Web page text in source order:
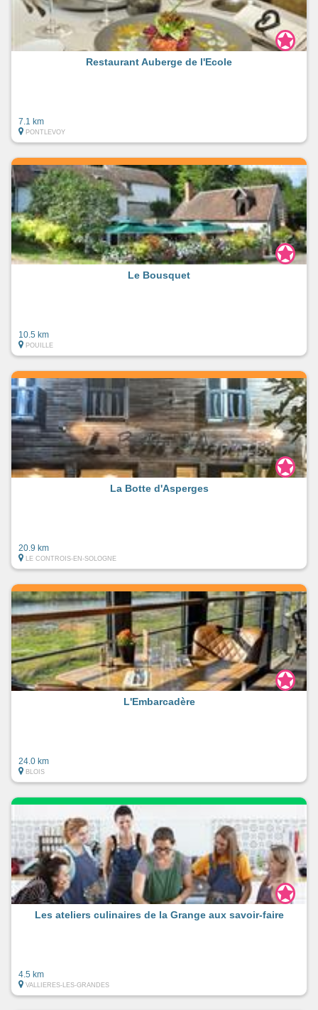
Restaurant Auberge de l'Ecole
7.1 km
PONTLEVOY
Le Bousquet
10.5 km
POUILLE
La Botte d'Asperges
20.9 km
LE CONTROIS-EN-SOLOGNE
L'Embarcadère
24.0 km
BLOIS
Les ateliers culinaires de la Grange aux savoir-faire
4.5 km
VALLIERES-LES-GRANDES